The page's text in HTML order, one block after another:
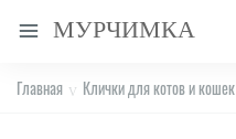
МУРЧИМКА
Главная Клички для котов и кошек